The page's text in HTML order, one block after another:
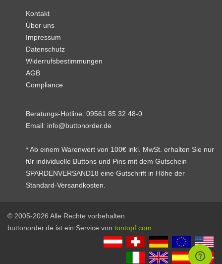
Kontakt
Über uns
Impressum
Datenschutz
Widerrufsbestimmungen
AGB
Compliance
Beratungs-Hotline:09561 85 32 48-0
Email: info@buttonorder.de
* Ab einem Warenwert von 100€ inkl. MwSt. erhalten Sie nur
für individuelle Buttons und Pins mit dem Gutschein
SPARDENVERSAND18 eine Gutschrift in Höhe der
Standard-Versandkosten.
© 2005-2026 Alle Rechte vorbehalten.
buttonorder.de ist ein Service von tontopf.com